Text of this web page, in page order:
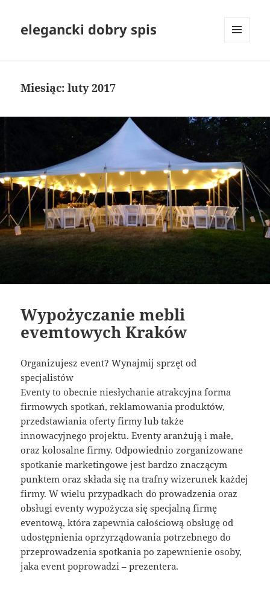
elegancki dobry spis
Miesiąc:luty 2017
Wypożyczanie mebli
evemtowych Kraków
Organizujesz event? Wynajmij sprzęt od
specjalistów
Eventy to obecnie niesłychanie atrakcyjna forma
firmowych spotkań, reklamowania produktów,
przedstawiania oferty firmy lub także
innowacyjnego projektu. Eventy aranżują i małe,
oraz kolosalne firmy. Odpowiednio zorganizowane
spotkanie marketingowe jest bardzo znaczącym
punktem oraz składa się na trafny wizerunek każdej
firmy. W wielu przypadkach do prowadzenia oraz
obsługi eventy wypożycza się specjalną firmę
eventową, która zapewnia całościową obsługę od
udostępnienia oprzyrządowania potrzebnego do
przeprowadzenia spotkania po zapewnienie osoby,
jaka event poprowadzi – prezentera.